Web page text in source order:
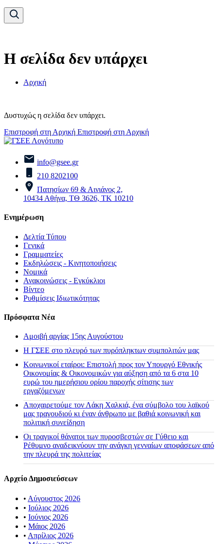
Η σελίδα δεν υπάρχει
Αρχική
Δυστυχώς η σελίδα δεν υπάρχει.
Επιστροφή στη Αρχική Επιστροφή στη Αρχική
info@gsee.gr
210 8202100
Πατησίων 69 & Αινιάνος 2,
10434 Αθήνα, ΤΘ 3626, ΤΚ 10210
Ενημέρωση
Δελτία Τύπου
Γενικά
Γραμματείες
Εκδηλώσεις - Κινητοποιήσεις
Νομικά
Ανακοινώσεις - Εγκύκλιοι
Βίντεο
Ρυθμίσεις Ιδιωτικότητας
Πρόσφατα Νέα
Αμοιβή αργίας 15ης Αυγούστου
H ΓΣΕΕ στο πλευρό των πυρόπληκτων συμπολιτών μας
Κοινωνικοί εταίροι: Επιστολή προς τον Υπουργό Εθνικής
Οικονομίας & Οικονομικών για αύξηση από τα 6 στα 10
ευρώ του ημερήσιου ορίου παροχής σίτισης των
εργαζόμενων
Αποχαιρετούμε τον Λάκη Χαλκιά, ένα σύμβολο του λαϊκού
μας τραγουδιού κι έναν άνθρωπο με βαθιά κοινωνική και
πολιτική συνείδηση
Οι τραγικοί θάνατοι των πυροσβεστών σε Γύθειο και
Ρέθυμνο αναδεικνύουν την ανάγκη γενναίων αποφάσεων από
την πλευρά της πολιτείας
Αρχείο Δημοσιεύσεων
• Αύγουστος 2026
• Ιούλιος 2026
• Ιούνιος 2026
• Μάιος 2026
• Απρίλιος 2026